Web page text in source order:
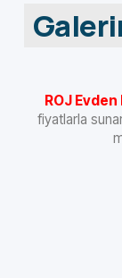
ROJ
fiyatlarla